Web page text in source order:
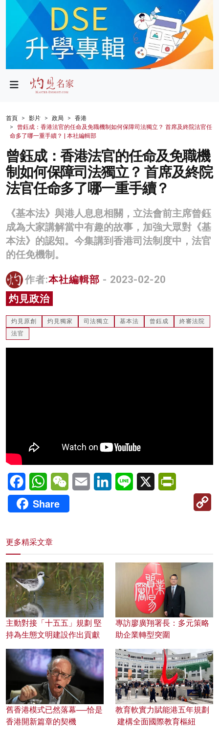
政局
財經
生活
健康
商業
科技
影片
名家榜
灼見活動
關於我們
首頁 影片 政局
香港
曾鈺成：香港法官的任命及免職機制如何保障司法獨立？ 首席及終院法官任
命多了哪一重手續？ | 本社編輯部
曾鈺成：香港法官的任命及免職機
制如何保障司法獨立？ 首席及終院
法官任命多了哪一重手續？
《基本法》與港人息息相關，立法會前主席曾鈺
成為大家講解當中有趣的故事，加強大眾對《基
本法》的認知。今集講到香港司法制度中，法官
的任免機制。
作者:本社編輯部 - 2023-02-20
灼見政治
灼見原創 灼見獨家 司法獨立 基本法 曾鈺成
終審法院
法官
FacebookWhatsAppWeChatEmail LinkedInLine X
Share
更多精采文章
主動對接「十五五」規劃 堅
持為生態文明建設作出貢獻
專訪廖廣翔署長：多元策略
助企業轉型突圍
舊香港模式已然落幕──恰是
香港開新篇章的契機
教育軟實力賦能港五年規劃
建構全面國際教育樞紐